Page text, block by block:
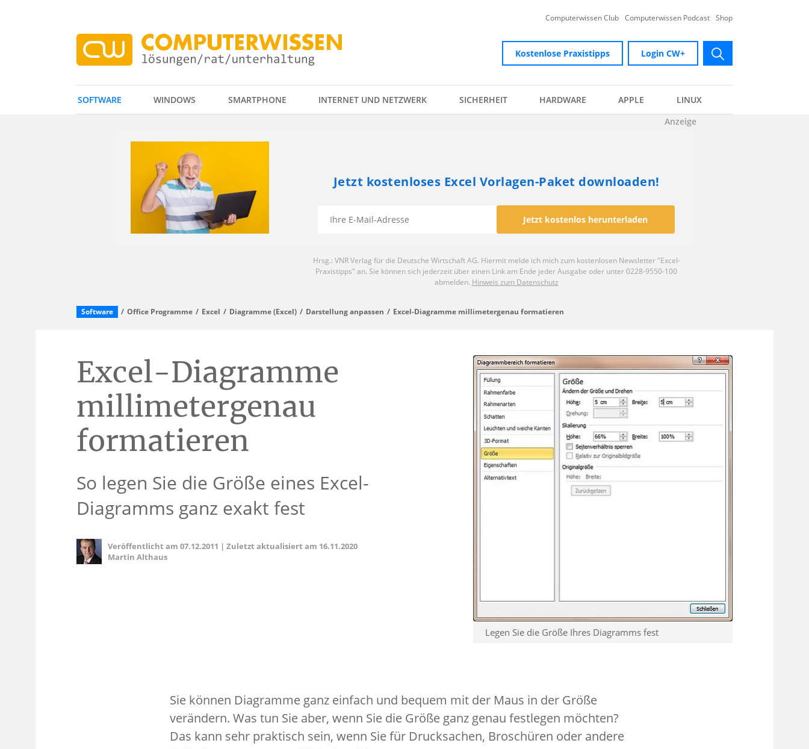
Computerwissen Club Computerwissen Podcast Shop
Kostenlose Praxistipps
Login CW+
submit
SOFTWARE WINDOWS SMARTPHONE INTERNET UND NETZWERK SICHERHEIT HARDWARE APPLE LINUX
Software Office Programme Excel Diagramme (Excel) Darstellung anpassen Excel-Diagramme millimetergenau formatieren
Legen Sie die Größe Ihres Diagramms fest
Excel-Diagramme
millimetergenau
formatieren
So legen Sie die Größe eines Excel-
Diagramms ganz exakt fest
Veröffentlicht am 07.12.2011 | Zuletzt aktualisiert am 16.11.2020
Martin Althaus
Sie können Diagramme ganz einfach und bequem mit der Maus in der Größe
verändern. Was tun Sie aber, wenn Sie die Größe ganz genau festlegen möchten?
Das kann sehr praktisch sein, wenn Sie für Drucksachen, Broschüren oder andere